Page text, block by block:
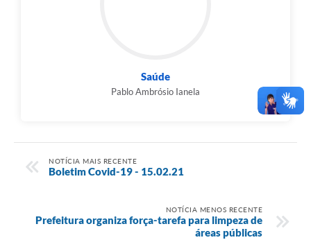
Saúde
Pablo Ambrósio Ianela
NOTÍCIA MAIS RECENTE
Boletim Covid-19 - 15.02.21
NOTÍCIA MENOS RECENTE
Prefeitura organiza força-tarefa para limpeza de
áreas públicas